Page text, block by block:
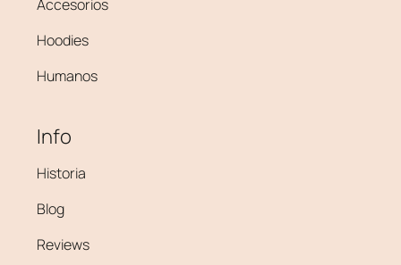
Accesorios
Hoodies
Humanos
Info
Historia
Blog
Reviews